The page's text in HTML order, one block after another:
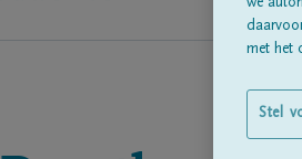
we
met het
Stel